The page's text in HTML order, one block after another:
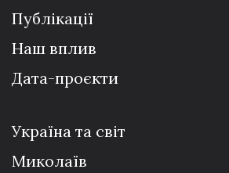
Публікації
Наш вплив
Дата-проєкти
Україна та світ
Миколаїв